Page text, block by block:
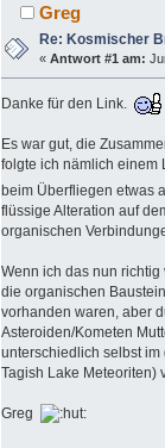
Greg
Re: Kosmischer
«Antwort #1 am:
Danke für den Link.
Es war gut, die
folgte ich nämlich einem
beim Überfliegen etwas
flüssige Alteration auf
organischen
Wenn ich das nun
die organischen
vorhanden waren, aber
Asteroiden/Kometen
unterschiedlich selbst
Tagish Lake Meteoriten)
Greg